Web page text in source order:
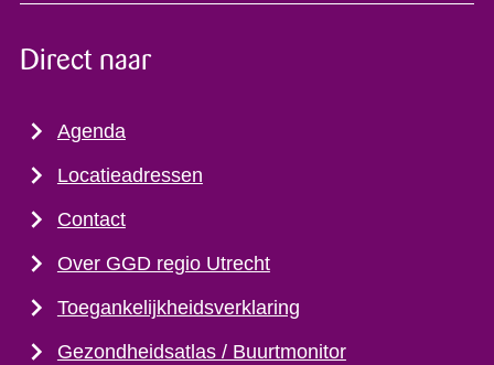
Direct naar
Agenda
Locatieadressen
Contact
Over GGD regio Utrecht
Toegankelijkheidsverklaring
Gezondheidsatlas / Buurtmonitor